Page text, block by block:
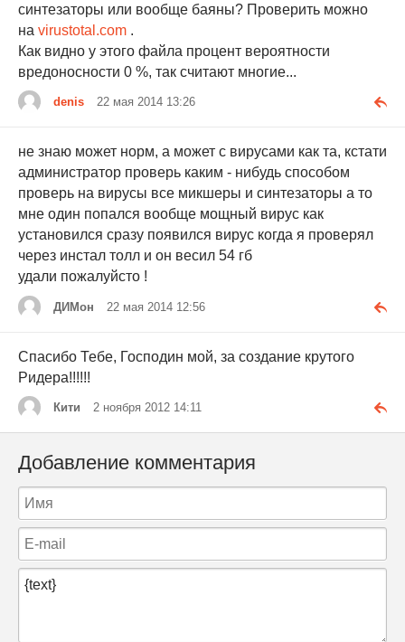
синтезаторы или вообще баяны? Проверить можно
на virustotal.com .
Как видно у этого файла процент вероятности
вредоносности 0 %, так считают многие...
denis 22 мая 2014 13:26
не знаю может норм, а может с вирусами как та, кстати
администратор проверь каким - нибудь способом
проверь на вирусы все микшеры и синтезаторы а то
мне один попался вообще мощный вирус как
установился сразу появился вирус когда я проверял
через инстал толл и он весил 54 гб
удали пожалуйсто !
ДИМон 22 мая 2014 12:56
Спасибо Тебе, Господин мой, за создание крутого
Ридера!!!!!!
Кити 2 ноября 2012 14:11
Добавление комментария